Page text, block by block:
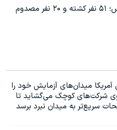
انفجار در معدن زغال‌سنگ طبس؛ ۵۱ نفر کشته و ۲۰ نفر مصدوم
آمریکا میدان‌های آزمایش خود را
شرکت‌های کوچک می‌گشاید تا
سریع‌تر به میدان نبرد برسد